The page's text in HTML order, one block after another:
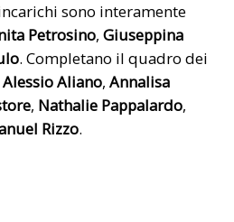
sono interamente
Petrosino,Giuseppina
. Completano il quadro dei
Alessio Aliano,Annalisa
, Nathalie Pappalardo,
Rizzo.